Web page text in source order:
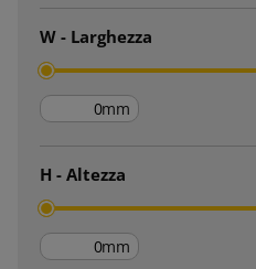
W - Larghezza
mm
H - Altezza
mm